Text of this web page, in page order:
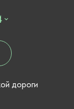
дороги